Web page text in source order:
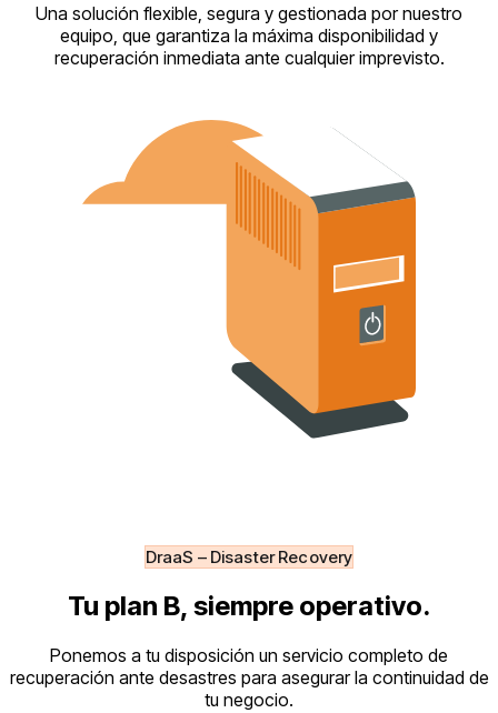
Una solución flexible, segura y gestionada por nuestro
equipo, que garantiza la máxima disponibilidad y
recuperación inmediata ante cualquier imprevisto.
DraaS – Disaster Recovery
Tu plan B, siempre operativo.
Ponemos a tu disposición un servicio completo de
recuperación ante desastres para asegurar la continuidad de
tu negocio.